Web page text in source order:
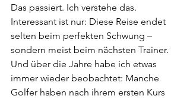
Das passiert. Ich verstehe das.
Interessant ist nur: Diese Reise endet
selten beim perfekten Schwung –
sondern meist beim nächsten Trainer.
Und über die Jahre habe ich etwas
immer wieder beobachtet: Manche
Golfer haben nach ihrem ersten Kurs